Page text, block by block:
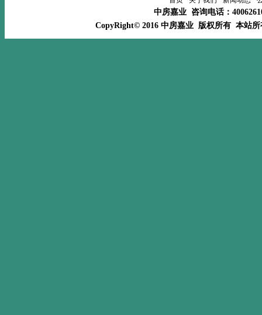
中房嘉业 咨询电话：
CopyRight© 2016 中房嘉业 版权所有 本站